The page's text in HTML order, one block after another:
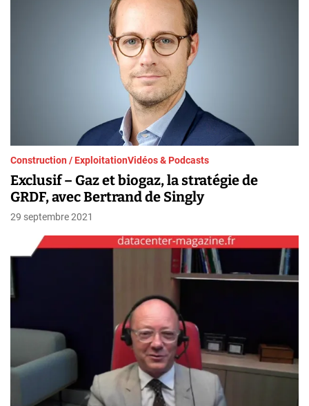
Construction / ExploitationVidéos & Podcasts
Exclusif – Gaz et biogaz, la stratégie de
GRDF, avec Bertrand de Singly
29 septembre 2021